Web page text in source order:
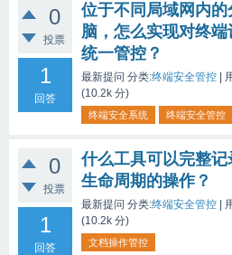
0
投票
1
回答
位于不同局域网内的
脑，怎么实现对终
统一管控？
最新提问 分类:终端安全管控
(10.2k 分)
终端安全系统 终端安全管控
0
投票
1
回答
什么工具可以完整记
生命周期的操作？
最新提问 分类:终端安全管控
(10.2k 分)
文档操作管控